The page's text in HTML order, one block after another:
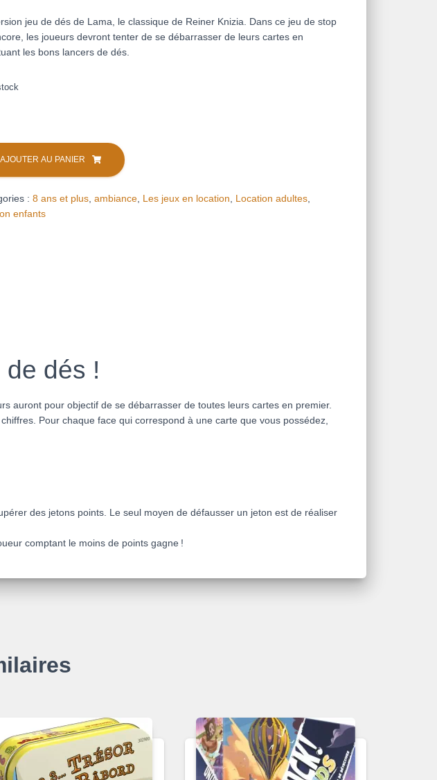
jeu de dés de Lama, le classique de Reiner Knizia. Dans ce jeu de stop
les joueurs devront tenter de se débarrasser de leurs cartes en
les bons lancers de dés.
AJOUTER AU PANIER
: 8 ans et plus ambiance Les jeux en location Location adultes
enfants
dés !
auront pour objectif de se débarrasser de toutes leurs cartes en premier.
Pour chaque face qui correspond à une carte que vous possédez,
des jetons points. Le seul moyen de défausser un jeton est de réaliser
comptant le moins de points gagne !